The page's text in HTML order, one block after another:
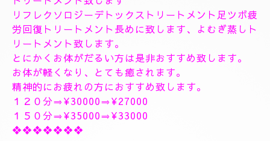
出張＆ルームのご予約のお電話お待ちしています。
❖❖❖❖❖❖❖❖❖❖❖❖❖❖
🥀🌹新しいコース🥀🌹
こちらのコースとても人気の高いトリートメントコー
スになります。
🥀🌹極上全身リンパドレナージュトリートメントコー
ス🥀🌹
全身極上全身リンパドレナージュトリートメント致し